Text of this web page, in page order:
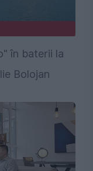
în baterii la
Bolojan